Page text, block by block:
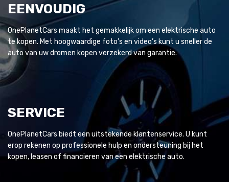
EENVOUDIG
OnePlanetCars maakt het gemakkelijk om een elektrische auto
te kopen. Met hoogwaardige foto’s en video’s kunt u sneller de
auto van uw dromen kopen verzekerd van garantie.
SERVICE
OnePlanetCars biedt een uitstekende klantenservice. U kunt
erop rekenen op professionele hulp en ondersteuning bij het
kopen, leasen of financieren van een elektrische auto.